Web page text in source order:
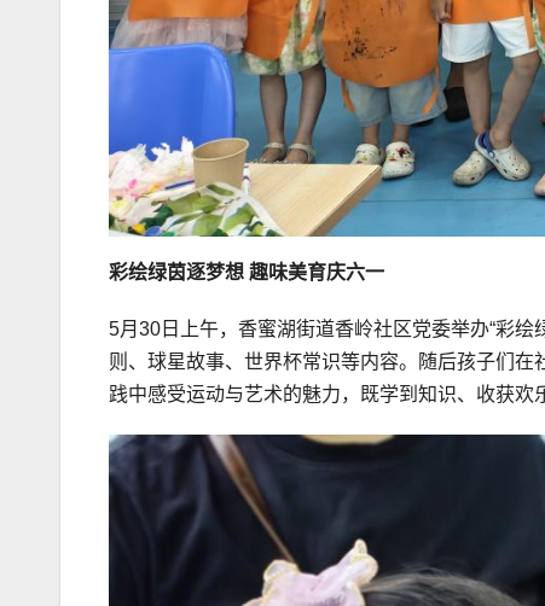
彩绘绿茵逐梦想 趣味美育庆六一
5月30日上午，香蜜湖街道香岭社区党委举办“彩
则、球星故事、世界杯常识等内容。随后孩子们
践中感受运动与艺术的魅力，既学到知识、收获欢